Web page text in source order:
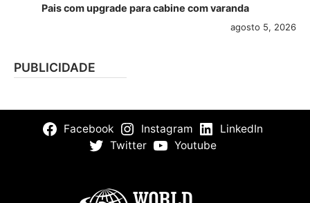
Pais com upgrade para cabine com varanda
agosto 5, 2026
PUBLICIDADE
Facebook Instagram
LinkedIn
Twitter
Youtube